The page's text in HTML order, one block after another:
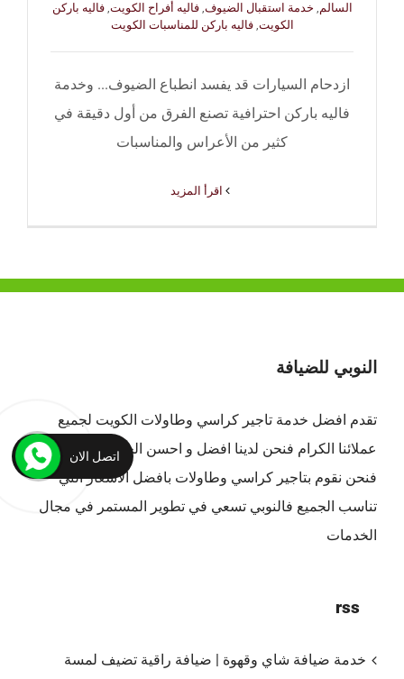
السالم, خدمة استقبال الضيوف,فاليه أفراح الكويت,فاليه باركن
الكويت,فاليه باركن للمناسبات الكويت
ازدحام السيارات قد يفسد انطباع الضيوف... وخدمة
فاليه باركن احترافية تصنع الفرق من أول دقيقة في
كثير من الأعراس والمناسبات
النوبي للضيافة
تقدم افضل خدمة تاجير كراسي وطاولات الكويت لجميع
عملائنا الكرام فنحن لدينا افضل و احسن الخدمات بالكويت ،
فنحن نقوم بتاجير كراسي وطاولات بافضل الاسعار التي
تناسب الجميع فالنوبي تسعي في تطوير المستمر في مجال
الخدمات
rss
خدمة ضيافة شاي وقهوة | ضيافة راقية تضيف لمسة
اتصل الان